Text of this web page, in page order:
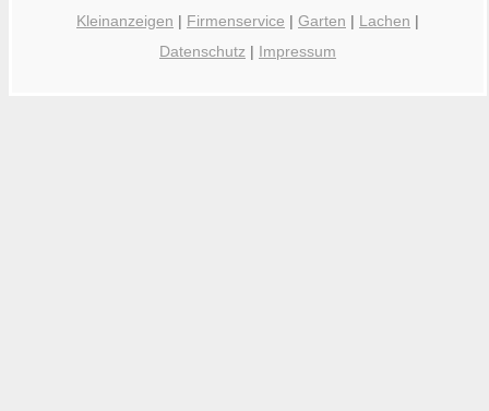
Kleinanzeigen | Firmenservice | Garten | Lachen |
Datenschutz | Impressum